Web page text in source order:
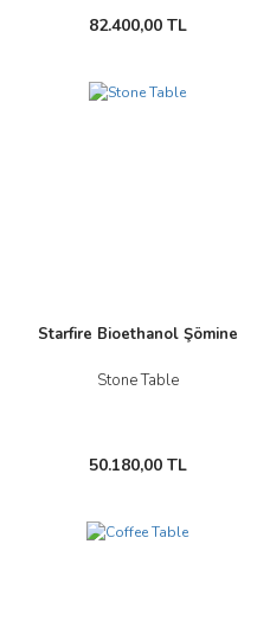
82.400,00 TL
Starfire Bioethanol Şömine
Stone Table
50.180,00 TL